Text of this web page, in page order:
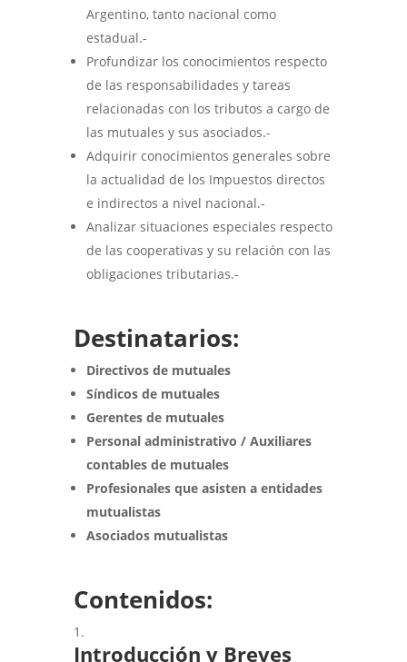
Argentino, tanto nacional como
estadual.-
Profundizar los conocimientos respecto
de las responsabilidades y tareas
relacionadas con los tributos a cargo de
las mutuales y sus asociados.-
Adquirir conocimientos generales sobre
la actualidad de los Impuestos directos
e indirectos a nivel nacional.-
Analizar situaciones especiales respecto
de las cooperativas y su relación con las
obligaciones tributarias.-
Destinatarios:
Directivos de mutuales
Síndicos de mutuales
Gerentes de mutuales
Personal administrativo / Auxiliares
contables de mutuales
Profesionales que asisten a entidades
mutualistas
Asociados mutualistas
Contenidos:
Introducción y Breves